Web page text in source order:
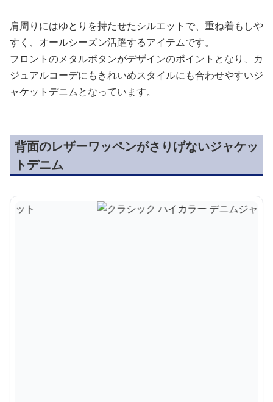
肩周りにはゆとりを持たせたシルエットで、重ね着もしや
すく、オールシーズン活躍するアイテムです。
フロントのメタルボタンがデザインのポイントとなり、カ
ジュアルコーデにもきれいめスタイルにも合わせやすいジ
ャケットデニムとなっています。
背面のレザーワッペンがさりげないジャケッ
トデニム